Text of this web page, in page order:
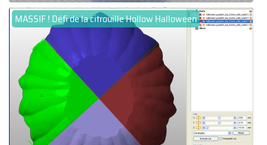
MASSIF ! Défi de la citrouille Hollow Halloween